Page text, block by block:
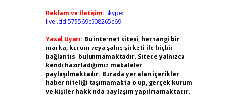
Reklam ve İletişim: Skype:
live:.cid.575569c608265c69
Yasal Uyarı: Bu internet sitesi, herhangi bir
marka, kurum veya şahıs şirketi ile hiçbir
bağlantısı bulunmamaktadır. Sitede yalnızca
kendi hazırladığımız makaleler
paylaşılmaktadır. Burada yer alan içerikler
haber niteliği taşımamakta olup, gerçek kurum
ve kişiler hakkında paylaşım yapılmamaktadır.